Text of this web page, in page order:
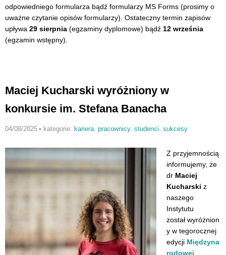
odpowiedniego formularza bądź formularzy MS Forms (prosimy o
uważne czytanie opisów formularzy). Ostateczny termin zapisów
upływa 29 sierpnia (egzaminy dyplomowe) bądź 12 września
(egzamin wstępny).
Maciej Kucharski wyróżniony w
konkursie im. Stefana Banacha
04/08/2025 • kategorie: kariera, pracownicy, studenci sukcesy
Z przyjemnością
informujemy, że
dr Maciej
Kucharski z
naszego
Instytutu
został wyróżnion
y w tegorocznej
edycji Międzyna
rodowej